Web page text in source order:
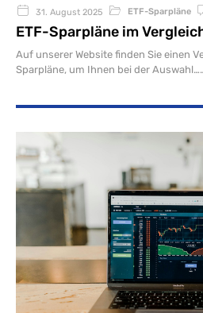
31. August 2025 ETF-Sparpläne
ETF-Sparpläne im
Auf unserer Website finden Sie einen
Sparpläne, um Ihnen bei der Auswahl…